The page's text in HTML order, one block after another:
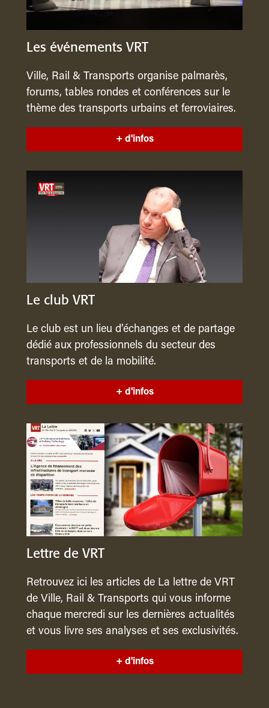
Les événements VRT
Ville, Rail & Transports organise palmarès,
forums, tables rondes et conférences sur le
thème des transports urbains et ferroviaires.
+ d'infos
Le club VRT
Le club est un lieu d’échanges et de partage
dédié aux professionnels du secteur des
transports et de la mobilité.
+ d'infos
Lettre de VRT
Retrouvez ici les articles de La lettre de VRT
de Ville, Rail & Transports qui vous informe
chaque mercredi sur les dernières actualités
et vous livre ses analyses et ses exclusivités.
+ d'infos